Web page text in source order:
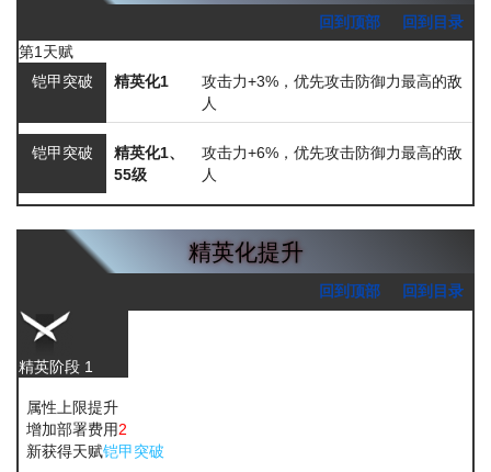
回到顶部
回到目录
第1天赋
铠甲突破
精英化1
攻击力+3%，优先攻击防御力最高的敌
人
铠甲突破
精英化1、
55级
攻击力+6%，优先攻击防御力最高的敌
人
精英化提升
回到顶部 回到目录
精英阶段 1
属性上限提升
增加部署费用2
新获得天赋铠甲突破